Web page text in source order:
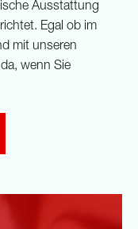
Ausstattung
Egal ob im
mit unseren
wenn Sie